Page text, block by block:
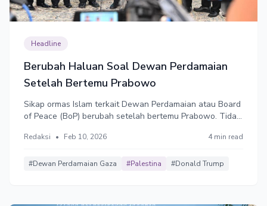
Headline
Berubah Haluan Soal Dewan Perdamaian
Setelah Bertemu Prabowo
Sikap ormas Islam terkait Dewan Perdamaian atau Board
of Peace (BoP) berubah setelah bertemu Prabowo. Tidak
Padahal sikap Donald Trump yang pro-Zionis sudah
Redaksi • Feb 10, 2026 4 min read
#Dewan Perdamaian Gaza #Palestina #Donald Trump